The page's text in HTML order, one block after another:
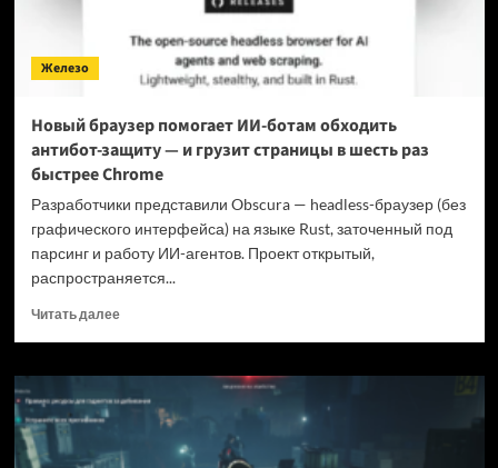
на
токены
раз
Железо
Новый браузер помогает ИИ-ботам обходить
антибот-защиту — и грузит страницы в шесть раз
быстрее Chrome
Разработчики представили Obscura — headless-браузер (без
графического интерфейса) на языке Rust, заточенный под
парсинг и работу ИИ-агентов. Проект открытый,
распространяется...
Читать далееПрочитать
Новый
браузер
помогает
ботам